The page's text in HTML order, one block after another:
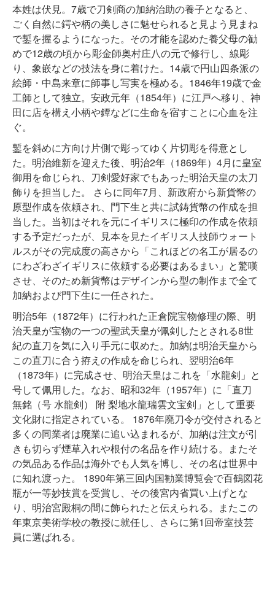
本姓は伏見。7歳で刀剣商の加納治助の養子となると、
ごく自然に鍔や柄の美しさに魅せられると見よう見まね
で鏨を握るようになった。その才能を認めた養父母の勧
めで12歳の頃から彫金師奥村庄八の元で修行し、線彫
り、象嵌などの技法を身に着けた。14歳で円山四条派の
絵師・中島来章に師事し写実を極める。1846年19歳で金
工師として独立。安政元年（1854年）に江戸へ移り、神
田に店を構え小柄や鐔などに生命を宿すことに心血を注
ぐ。
鏨を斜めに方向け片側で彫ってゆく片切彫を得意とし
た。明治維新を迎えた後、明治2年（1869年）4月に皇室
御用を命じられ、刀剣愛好家でもあった明治天皇の太刀
飾りを担当した。 さらに同年7月、新政府から新貨幣の
原型作成を依頼され、門下生と共に試鋳貨幣の作成を担
当した。当初はそれを元にイギリスに極印の作成を依頼
する予定だったが、見本を見たイギリス人技師ウォート
ルスがその完成度の高さから「これほどの名工が居るの
にわざわざイギリスに依頼する必要はあるまい」と驚嘆
させ、そのため新貨幣はデザインから型の制作まで全て
加納および門下生に一任された。
明治5年（1872年）に行われた正倉院宝物修理の際、明
治天皇が宝物の一つの聖武天皇が佩剣したとされる8世
紀の直刀を気に入り手元に収めた。加納は明治天皇から
この直刀に合う拵えの作成を命じられ、翌明治6年
（1873年）に完成させ、明治天皇はこれを「水龍剣」と
号して佩用した。なお、昭和32年（1957年）に「直刀
無銘（号 水龍剣） 附 梨地水龍瑞雲文宝剣」として重要
文化財に指定されている。 1876年廃刀令が交付されると
多くの同業者は廃業に追い込まれるが、加納は注文が引
きも切らず煙草入れや根付の名品を作り続ける。またそ
の気品ある作品は海外でも人気を博し、その名は世界中
に知れ渡った。 1890年第三回内国勧業博覧会で百鶴図花
瓶が一等妙技賞を受賞し、その後宮内省買い上げとな
り、明治宮殿桐の間に飾られたと伝えられる。またこの
年東京美術学校の教授に就任し、さらに第1回帝室技芸
員に選ばれる。